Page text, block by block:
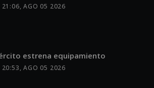
21:06, AGO 05 2026
estrena equipamiento
20:53, AGO 05 2026